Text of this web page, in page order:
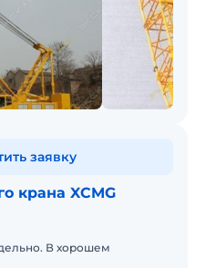
крана XCMG
В хорошем
заявку